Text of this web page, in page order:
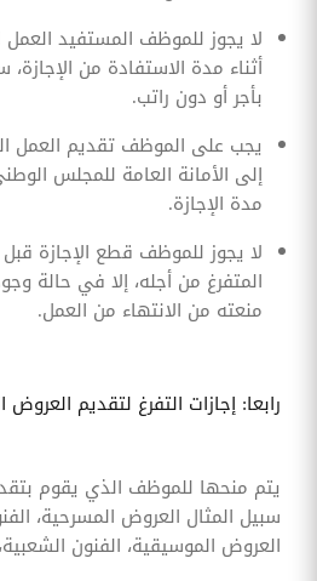
لا يجوز للموظف المستفيد
أثناء مدة الاستفادة من
بأجر أو دون راتب.
يجب على الموظف تقديم العمل
إلى الأمانة العامة للمجلس
مدة الإجازة.
لا يجوز للموظف قطع الإجازة قبل
المتفرغ من أجله، إلا في حالة
منعته من الانتهاء من العمل.
رابعا: إجازات التفرغ لتقديم العروض
يتم منحها للموظف الذي يقوم
سبيل المثال العروض المسرحية،
العروض الموسيقية، الفنون